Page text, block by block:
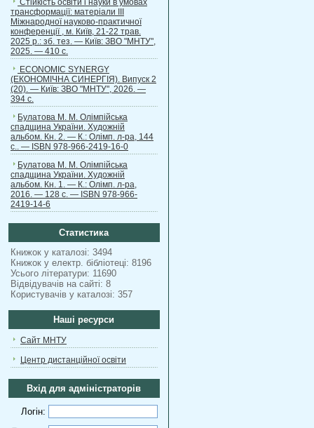
Стійкість освіти і науки в умовах
трансформації: матеріали ІІІ
Міжнародної науково-практичної
конференції , м. Київ, 21-22 трав.
2025 р.: зб. тез. — Київ: ЗВО "МНТУ",
2025. — 410 с.
ECONOMIC SYNERGY
(ЕКОНОМІЧНА СИНЕРГІЯ). Випуск 2
(20). — Київ: ЗВО "МНТУ", 2026. —
394 с.
Булатова М. М. Олімпійська
спадщина України. Художній
альбом. Кн. 2. — К.: Олімп. л-ра, 144
с.. — ISBN 978-966-2419-16-0
Булатова М. М. Олімпійська
спадщина України. Художній
альбом. Кн. 1. — К.: Олімп. л-ра,
2016. — 128 с. — ISBN 978-966-
2419-14-6
Статистика
Книжок у каталозі: 3494
Книжок у електр. бібліотеці: 8196
Усього літератури: 11690
Відвідувачів на сайті: 8
Користувачів у каталозі: 357
Наші ресурси
Сайт МНТУ
Центр дистанційної освіти
Вхід для адміністраторів
Логін: